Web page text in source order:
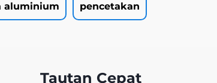
aluminium pencetakan
Tautan Cepat